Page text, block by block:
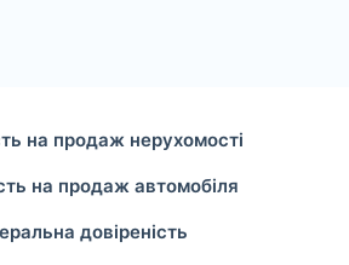
на продаж нерухомості
на продаж автомобіля
довіреність